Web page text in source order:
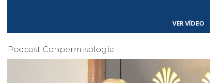
VER VÍDEO
Podcast Conpermisología